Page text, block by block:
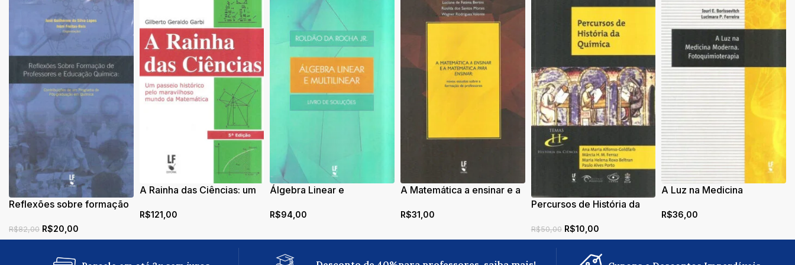
Reflexões sobre formação
química: contribuições de
um programa de pós-
graduação em química
R$82,00 R$20,00
A Rainha das Ciências: um
maravilhoso mundo da
R$121,00
Álgebra Linear e
Soluções
R$94,00
A Matemática a ensinar e a
novos estudos sobre a
R$31,00
Percursos de História da
R$50,00 R$10,00
A Luz na Medicina
Fotoquimioterapia
R$36,00